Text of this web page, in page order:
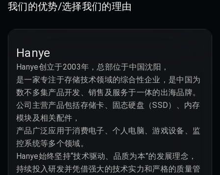
我们的优势/选择我们的理由
Hanye
Hanye创立于2003年，总部位于中国沈阳，
是一家专注于存储技术领域的综合性企业，是中国为
数不多集产品开发、销售及服务于一体的出海品牌。
公司主营产品包括存储卡、固态硬盘（SSD）、内存
模块及相关配件，
产品广泛应用于消费电子、个人电脑、游戏设备、监
控系统等多个领域。
Hanye始终坚持“技术驱动、品质为本”的发展理念，
持续投入研发并凭借强大的技术实力和严格的质量管